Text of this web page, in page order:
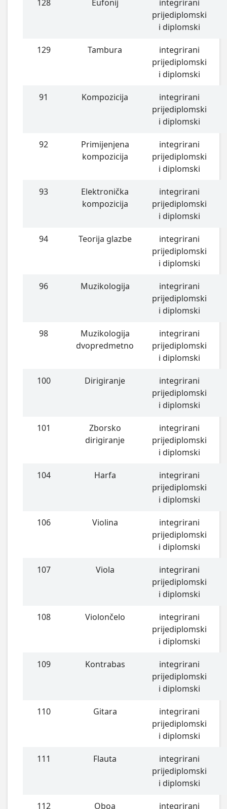
128 Eufonij
integrirani
prijediplomski
i diplomski
129 Tambura
integrirani
prijediplomski
i diplomski
91 Kompozicija
integrirani
prijediplomski
i diplomski
92
Primijenjena
kompozicija
integrirani
prijediplomski
i diplomski
93
Elektronička
kompozicija
integrirani
prijediplomski
i diplomski
94 Teorija glazbe
integrirani
prijediplomski
i diplomski
96 Muzikologija
integrirani
prijediplomski
i diplomski
98
Muzikologija
dvopredmetno
integrirani
prijediplomski
i diplomski
100 Dirigiranje
integrirani
prijediplomski
i diplomski
101
Zborsko
dirigiranje
integrirani
prijediplomski
i diplomski
104 Harfa
integrirani
prijediplomski
i diplomski
106 Violina
integrirani
prijediplomski
i diplomski
107 Viola
integrirani
prijediplomski
i diplomski
108 Violončelo
integrirani
prijediplomski
i diplomski
109 Kontrabas
integrirani
prijediplomski
i diplomski
110 Gitara
integrirani
prijediplomski
i diplomski
111 Flauta
integrirani
prijediplomski
i diplomski
112 Oboa integrirani